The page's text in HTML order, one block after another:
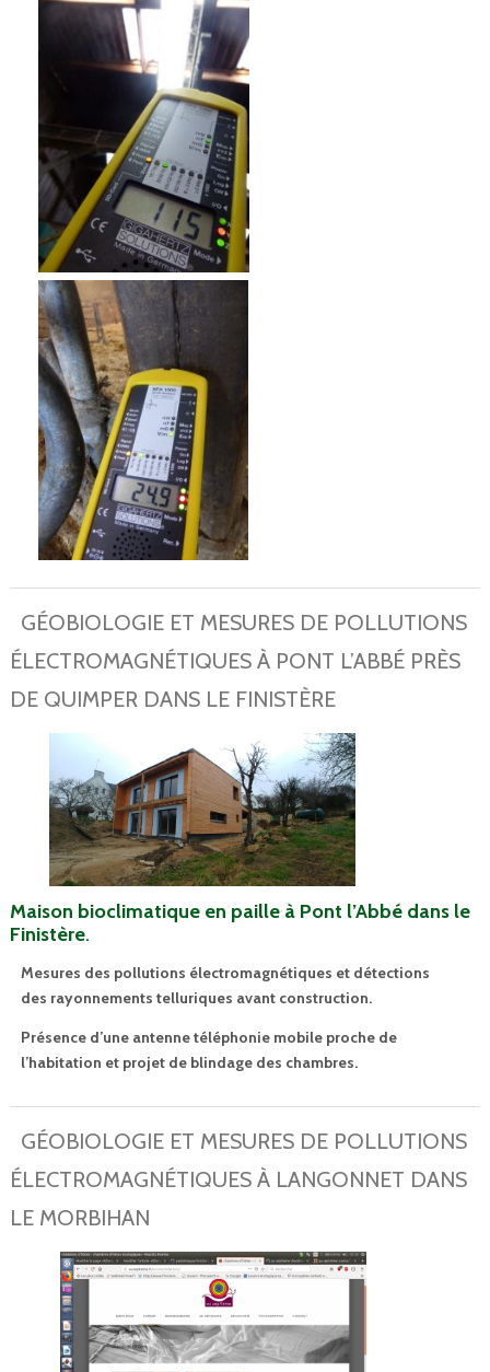
GÉOBIOLOGIE ET MESURES DE POLLUTIONS
ÉLECTROMAGNÉTIQUES À PONT L’ABBÉ PRÈS
DE QUIMPER DANS LE FINISTÈRE
Maison bioclimatique en paille à Pont l’Abbé dans le
Finistère.
Mesures des pollutions électromagnétiques et détections
des rayonnements telluriques avant construction.
Présence d’une antenne téléphonie mobile proche de
l’habitation et projet de blindage des chambres.
GÉOBIOLOGIE ET MESURES DE POLLUTIONS
ÉLECTROMAGNÉTIQUES À LANGONNET DANS
LE MORBIHAN